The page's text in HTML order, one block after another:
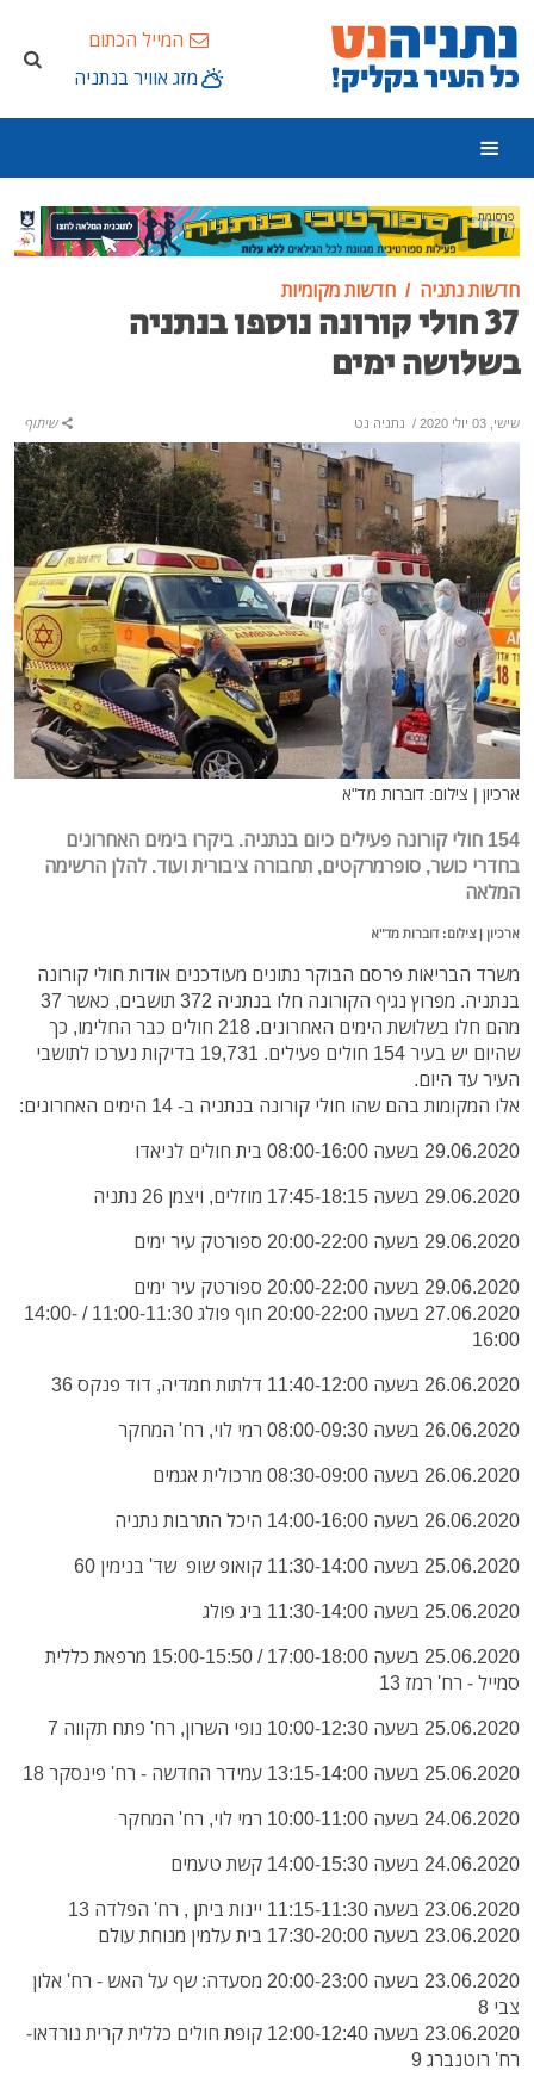
המייל הכתום
מזג אוויר בנתניה
פרסומת
חדשות נתניה חדשות מקומיות
37 חולי קורונה נוספו בנתניה
בשלושה ימים
שישי, 03 יולי 2020 / נתניה נט שיתוף
ארכיון | צילום: דוברות מד"א
154 חולי קורונה פעילים כיום בנתניה. ביקרו בימים האחרונים
בחדרי כושר, סופרמרקטים, תחבורה ציבורית ועוד. להלן הרשימה
המלאה
ארכיון | צילום: דוברות מד"א
משרד הבריאות פרסם הבוקר נתונים מעודכנים אודות חולי קורונה
בנתניה. מפרוץ נגיף הקורונה חלו בנתניה 372 תושבים, כאשר 37
מהם חלו בשלושת הימים האחרונים. 218 חולים כבר החלימו, כך
שהיום יש בעיר 154 חולים פעילים. 19,731 בדיקות נערכו לתושבי
העיר עד היום.
אלו המקומות בהם שהו חולי קורונה בנתניה ב- 14 הימים האחרונים:
29.06.2020 בשעה 08:00-16:00 בית חולים לניאדו
29.06.2020 בשעה 17:45-18:15 מוזלים, ויצמן 26 נתניה
29.06.2020 בשעה 20:00-22:00 ספורטק עיר ימים
29.06.2020 בשעה 20:00-22:00 ספורטק עיר ימים
27.06.2020 בשעה 20:00-22:00 חוף פולג 11:00-11:30 / 14:00-
16:00
26.06.2020 בשעה 11:40-12:00 דלתות חמדיה, דוד פנקס 36
26.06.2020 בשעה 08:00-09:30 רמי לוי, רח' המחקר
26.06.2020 בשעה 08:30-09:00 מרכולית אגמים
26.06.2020 בשעה 14:00-16:00 היכל התרבות נתניה
25.06.2020 בשעה 11:30-14:00 קואופ שופ שד' בנימין 60
25.06.2020 בשעה 11:30-14:00 ביג פולג
25.06.2020 בשעה 17:00-18:00 / 15:00-15:50 מרפאת כללית
סמייל - רח' רמז 13
25.06.2020 בשעה 10:00-12:30 נופי השרון, רח' פתח תקווה 7
25.06.2020 בשעה 13:15-14:00 עמידר החדשה - רח' פינסקר 18
24.06.2020 בשעה 10:00-11:00 רמי לוי, רח' המחקר
24.06.2020 בשעה 14:00-15:30 קשת טעמים
23.06.2020 בשעה 11:15-11:30 יינות ביתן , רח' הפלדה 13
23.06.2020 בשעה 17:30-20:00 בית עלמין מנוחת עולם
23.06.2020 בשעה 20:00-23:00 מסעדה: שף על האש - רח' אלון
צבי 8
23.06.2020 בשעה 12:00-12:40 קופת חולים כללית קרית נורדאו-
רח' רוטנברג 9